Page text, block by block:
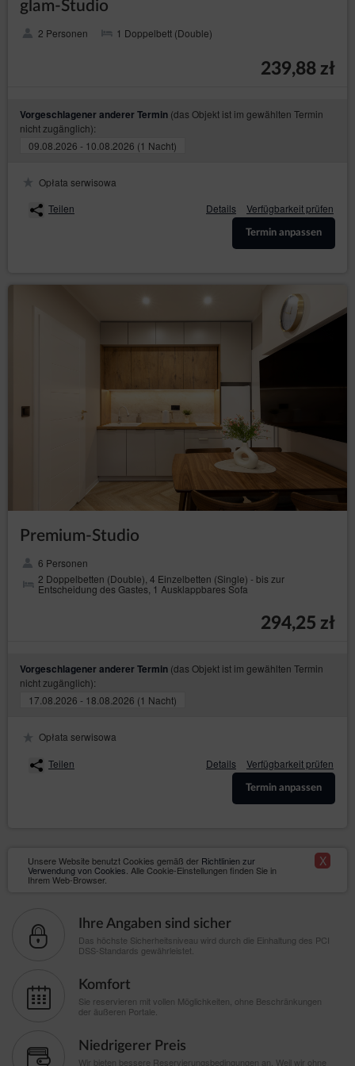
glam-Studio
2 Personen 1 Doppelbett (Double)
239,88 zł
Vorgeschlagener anderer Termin (das Objekt ist im gewählten Termin
nicht zugänglich):
09.08.2026 - 10.08.2026 (1 Nacht)
Opłata serwisowa
Teilen
Details Verfügbarkeit prüfen
Termin anpassen
Premium-Studio
6 Personen
2 Doppelbetten (Double), 4 Einzelbetten (Single) - bis zur
Entscheidung des Gastes, 1 Ausklappbares Sofa
294,25 zł
Vorgeschlagener anderer Termin (das Objekt ist im gewählten Termin
nicht zugänglich):
17.08.2026 - 18.08.2026 (1 Nacht)
Opłata serwisowa
Teilen
Details Verfügbarkeit prüfen
Termin anpassen
Unsere Website benutzt Cookies gemäß der Richtlinien zur
Verwendung von Cookies . Alle Cookie-Einstellungen finden Sie in
Ihrem Web-Browser.
X
Ihre Angaben sind sicher
Das höchste Sicherheitsniveau wird durch die Einhaltung des PCI
DSS-Standards gewährleistet.
Komfort
Sie reservieren mit vollen Möglichkeiten, ohne Beschränkungen
der äußeren Portale.
Niedrigerer Preis
Wir bieten bessere Reservierungsbedingungen an, Weil wir ohne